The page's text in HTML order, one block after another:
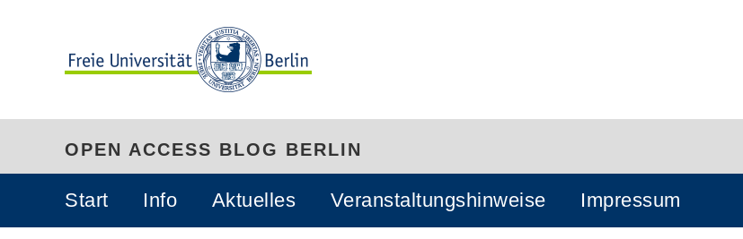
OPEN ACCESS BLOG BERLIN
Start Info Aktuelles Veranstaltungshinweise Impressum